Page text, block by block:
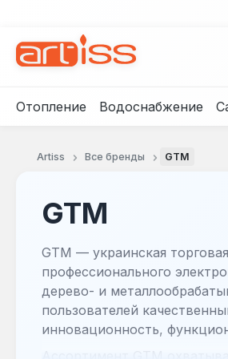
Отопление Водоснабжение
Artiss Все бренды GTM
GTM
GTM — украинская
профессионального
дерево- и
пользователей
инновационность,